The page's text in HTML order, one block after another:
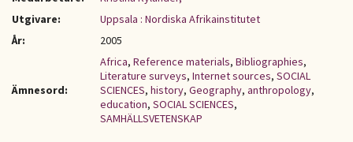
Utgivare:
Uppsala : Nordiska Afrikainstitutet
År:
2005
Ämnesord:
Africa, Reference materials, Bibliographies,
Literature surveys, Internet sources, SOCIAL
SCIENCES, history, Geography, anthropology,
education, SOCIAL SCIENCES,
SAMHÄLLSVETENSKAP